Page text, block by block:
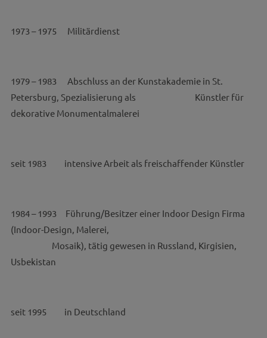
1973 – 1975 Militärdienst
1979 – 1983 Abschluss an der Kunstakademie in St.
Petersburg, Spezialisierung als Künstler für
dekorative Monumentalmalerei
seit 1983 intensive Arbeit als freischaffender Künstler
1984 – 1993 Führung/Besitzer einer Indoor Design Firma
(Indoor-Design, Malerei,
Mosaik), tätig gewesen in Russland, Kirgisien,
Usbekistan
seit 1995 in Deutschland